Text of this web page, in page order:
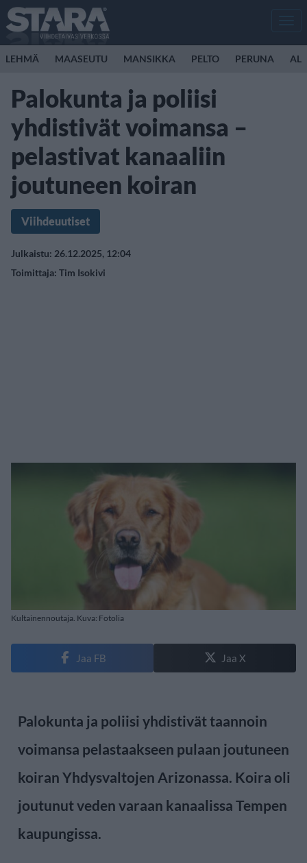
LEHMÄ MAASEUTU MANSIKKA PELTO PERUNA
Palokunta ja poliisi
yhdistivät voimansa –
pelastivat kanaaliin
joutuneen koiran
Viihdeuutiset
Julkaistu: 26.12.2025, 12:04
Toimittaja: Tim Isokivi
Kultainennoutaja. Kuva: Fotolia
Jaa FB Jaa X
Palokunta ja poliisi yhdistivät taannoin
voimansa pelastaakseen pulaan joutuneen
koiran Yhdysvaltojen Arizonassa. Koira oli
joutunut veden varaan kanaalissa Tempen
kaupungissa.